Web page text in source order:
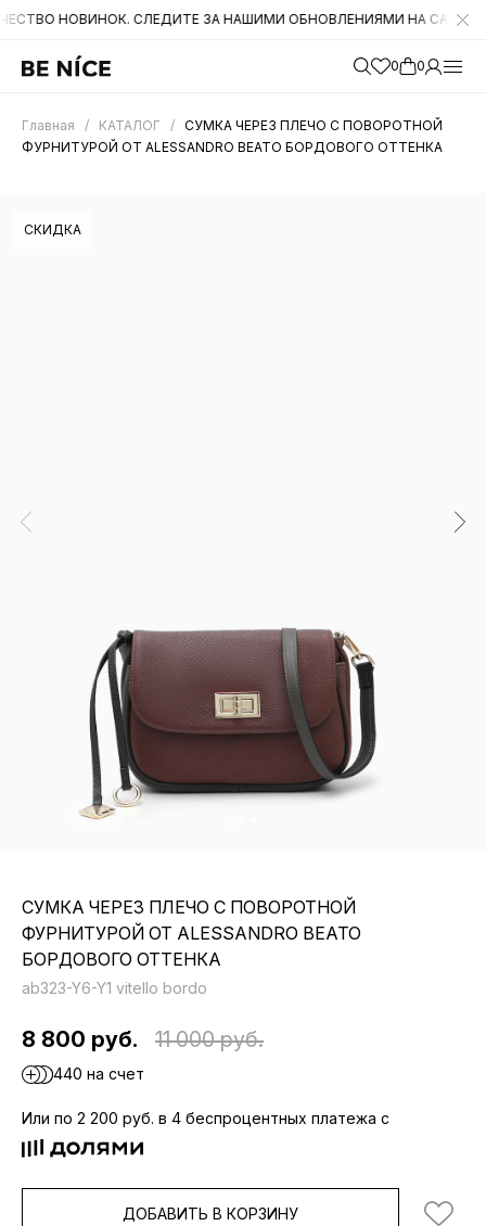
СЛЕДИТЕ ЗА НАШИМИ ОБНОВЛЕНИЯМИ НА САЙТЕ. А
0 0
Главная / КАТАЛОГ / СУМКА ЧЕРЕЗ ПЛЕЧО С ПОВОРОТНОЙ
ФУРНИТУРОЙ ОТ ALESSANDRO BEATO БОРДОВОГО ОТТЕНКА
СКИДКА
СУМКА ЧЕРЕЗ ПЛЕЧО С ПОВОРОТНОЙ
ФУРНИТУРОЙ ОТ ALESSANDRO BEATO
БОРДОВОГО ОТТЕНКА
ab323-Y6-Y1 vitello bordo
8 800 руб. 11 000 руб.
440 на счет
Или по 2 200 руб. в 4 беспроцентных платежа с
ДОБАВИТЬ В КОРЗИНУ